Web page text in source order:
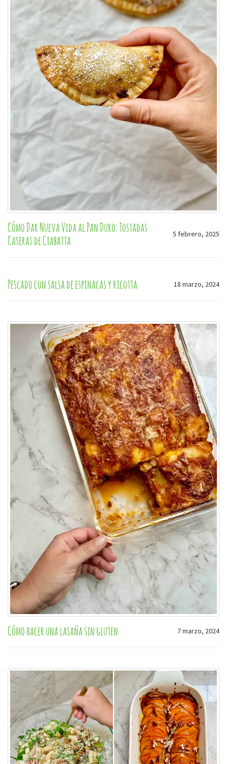
Cómo Dar Nueva Vida al Pan Duro: Tostadas
Caseras de Ciabatta
5 febrero, 2025
Pescado con salsa de espinacas y ricotta 18 marzo, 2024
Cómo hacer una lasaña sin gluten 7 marzo, 2024